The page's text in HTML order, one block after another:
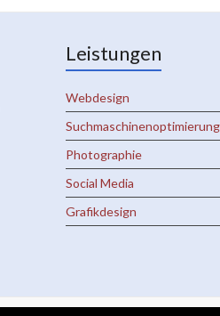
Leistungen
Webdesign
Suchmaschinenoptimierung
Photographie
Social Media
Grafikdesign